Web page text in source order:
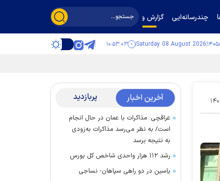
چندرسانه‌ایی گزارش و گفت‌وگو
Saturday 08 August 2026 ۱۰:۵۳:۰۴
۰۱ آخرین اخبار پربازدید
عراقچی: مذاکرات با عمان در حال انجام
است/ به نظر می‌رسد مذاکرات به‌زودی
به نتیجه برسد
رشد ۱۱۲ هزار واحدی شاخص کل بورس
یاسین در دو راهی سپاهان- نساجی